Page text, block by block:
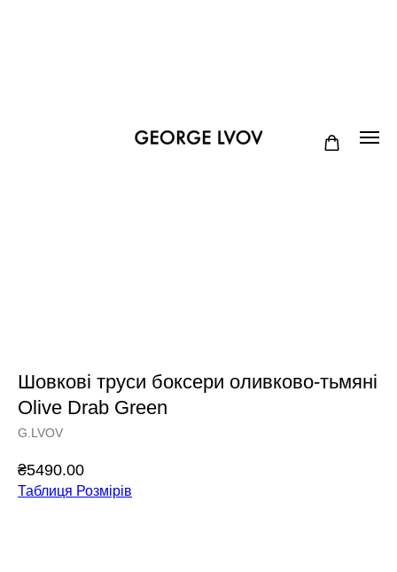
Шовкові труси боксери оливково-тьмяні
Olive Drab Green
G.LVOV
₴5490.00
Таблиця Розмірів